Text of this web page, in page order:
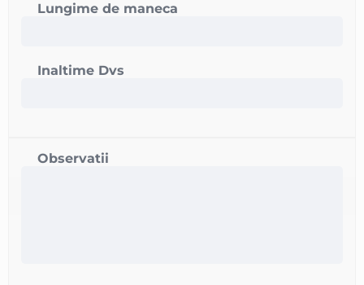
Lungime de maneca
Inaltime Dvs
Observatii